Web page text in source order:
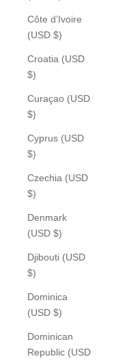
Côte d’Ivoire
(USD $)
Croatia (USD
$)
Curaçao (USD
$)
Cyprus (USD
$)
Czechia (USD
$)
Denmark
(USD $)
Djibouti (USD
$)
Dominica
(USD $)
Dominican
Republic (USD